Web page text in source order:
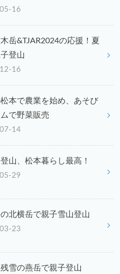
16
岳&TJAR2024の応援！夏
登山
16
本で農業を始め、あそび
で野菜販売
14
山、松本暮らし最高！
29
北横岳で親子雪山登山
23
雪の燕岳で親子登山